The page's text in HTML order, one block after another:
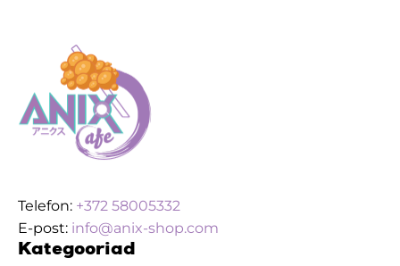
Telefon: +372 58005332
E-post: info@anix-shop.com
Kategooriad